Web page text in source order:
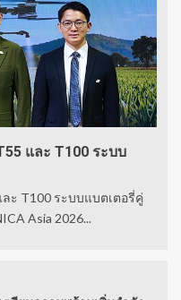
และ T100 ระบบ
ละ T100 ระบบแบตเตอรี่คู่
Asia 2026...